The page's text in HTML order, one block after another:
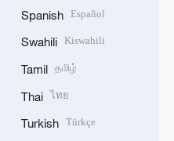
Spanish Español
Swahili Kiswahili
Tamil தமிழ்
Thai ไทย
Turkish Türkçe